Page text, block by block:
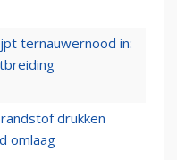
ternauwernood in:
drukken
omlaag